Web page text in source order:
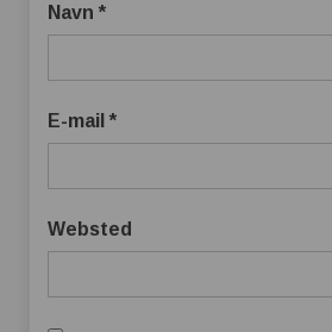
Navn *
E-mail *
Websted